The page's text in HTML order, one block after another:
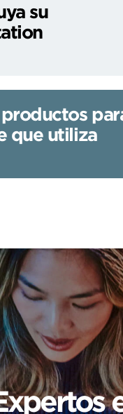
su
que utiliza